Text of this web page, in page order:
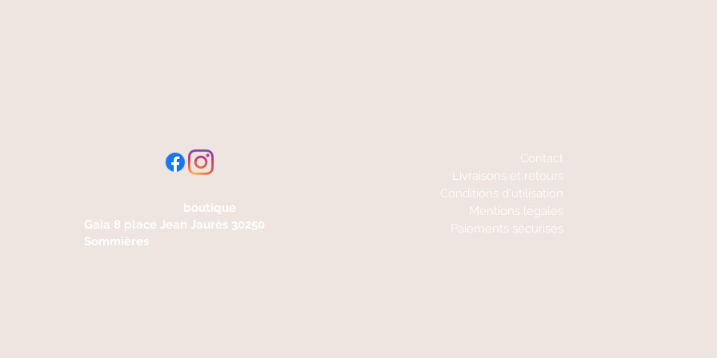
boutique
Gaïa 8 place Jean Jaurès 30250
Sommières
Contact
Livraisons et retours
Conditions d'utilisation
Mentions légales
Paiements sécurisés